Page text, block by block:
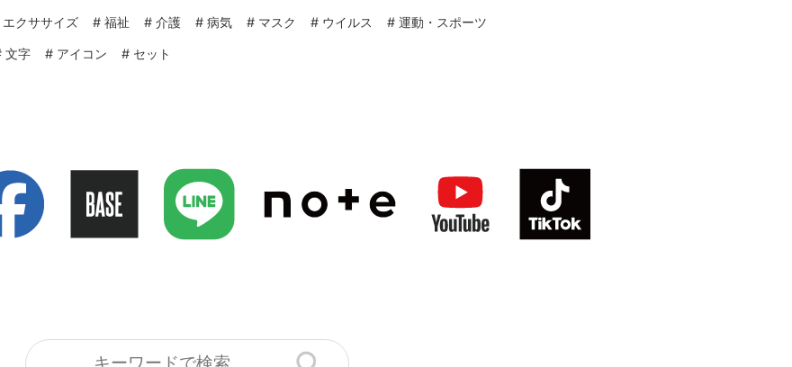
クササイズ # 福祉 # 介護 # 病気 # マスク # ウイルス # 運動・スポーツ
文字 # アイコン # セット